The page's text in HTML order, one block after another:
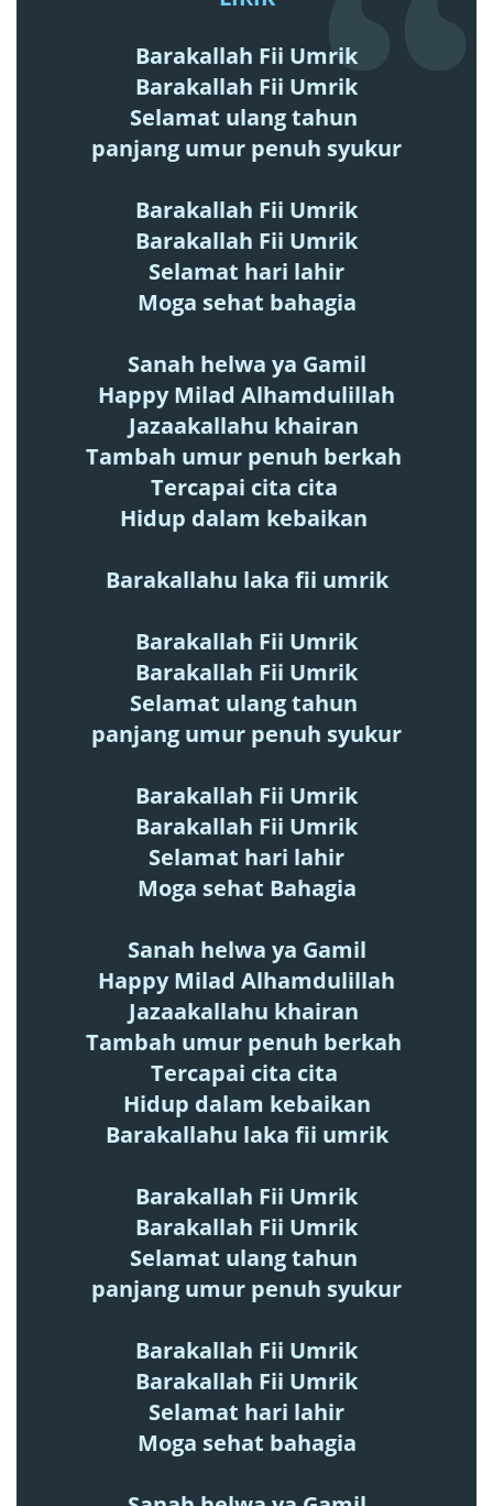
Barakallah Fii Umrik
Barakallah Fii Umrik
Selamat ulang tahun
panjang umur penuh syukur
Barakallah Fii Umrik
Barakallah Fii Umrik
Selamat hari lahir
Moga sehat bahagia
Sanah helwa ya Gamil
Happy Milad Alhamdulillah
Jazaakallahu khairan
Tambah umur penuh berkah
Tercapai cita cita
Hidup dalam kebaikan
Barakallahu laka fii umrik
Barakallah Fii Umrik
Barakallah Fii Umrik
Selamat ulang tahun
panjang umur penuh syukur
Barakallah Fii Umrik
Barakallah Fii Umrik
Selamat hari lahir
Moga sehat Bahagia
Sanah helwa ya Gamil
Happy Milad Alhamdulillah
Jazaakallahu khairan
Tambah umur penuh berkah
Tercapai cita cita
Hidup dalam kebaikan
Barakallahu laka fii umrik
Barakallah Fii Umrik
Barakallah Fii Umrik
Selamat ulang tahun
panjang umur penuh syukur
Barakallah Fii Umrik
Barakallah Fii Umrik
Selamat hari lahir
Moga sehat bahagia